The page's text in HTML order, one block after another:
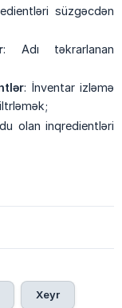
süzgəcdən
: Adı təkrarlanan
: İnventar izləmə
olan inqredientləri
Xeyr